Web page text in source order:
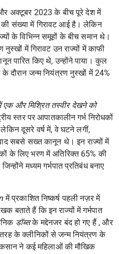
और अक्टूबर 2023 के बीच पूरे देश में
संख्या में गिरावट आई है। लेकिन
के विभिन्न समूहों के बीच समान थे।
नुस्खों में गिरावट उन राज्यों में काफी
पारित किए थे, उन्होंने पाया। कुल
दौरान जन्म नियंत्रण नुस्खों में 24%
एक और मिश्रित तस्वीर देखने को
स्तर पर आपातकालीन गर्भ निरोधकों
लेकिन दूसरे वर्ष में, वे घटने लगीं,
सबसे सख्त कानून थे। इन राज्यों में
के लिए भरण में अतिरिक्त 65% की
मध्यम गर्भपात प्रतिबंध बनाए
मेंप्रकाशितनिष्कर्ष पहली नज़र में
बताते हैं कि इन राज्यों में गर्भपात
डॉब्सके मद्देनजरबंदहो गए हैं , और
के क्लीनिकों से जन्म नियंत्रण के
ने कई महिलाओं की मौखिक